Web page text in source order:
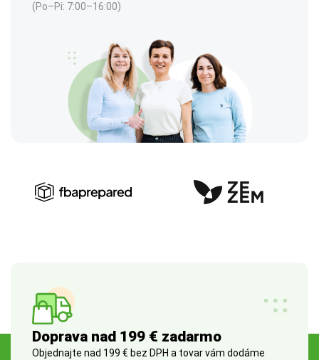
(Po–Pi: 7:00–16:00)
Doprava nad 199 € zadarmo
Objednajte nad 199 € bez DPH a tovar vám dodáme